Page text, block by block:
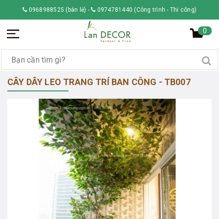
0968988525 (bán lẻ) - 0974781440 (Công trình - Thi công)
0
CÂY DÂY LEO TRANG TRÍ BAN CÔNG - TB007